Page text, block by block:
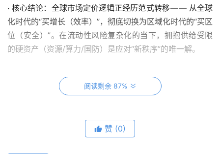
· 核心结论：全球市场定价逻辑正经历范式转移 — — 从全球
化时代的“买增长（效率）”，彻底切换为区域化时代的“买区
位（安全）”。在流动性风险复杂化的当下，拥抱供给受限
的硬资产（资源/算力/国防）是应对“新秩序”的唯一解。
流动性：并不充裕，质量正在恶化
职。主流观点认为，他将触发更多降息，注入流动性并推高
阅读剩余 87%
赞 (0)